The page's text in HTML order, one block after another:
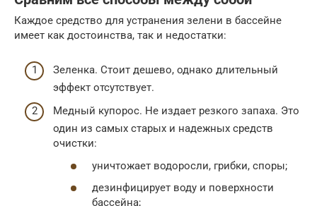
Каждое средство для устранения зелени в бассейне
имеет как достоинства, так и недостатки:
Зеленка. Стоит дешево, однако длительный
эффект отсутствует.
Медный купорос. Не издает резкого запаха. Это
один из самых старых и надежных средств
очистки:
уничтожает водоросли, грибки, споры;
дезинфицирует воду и поверхности
бассейна;